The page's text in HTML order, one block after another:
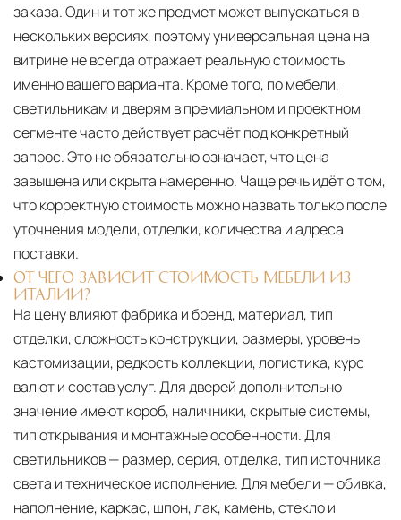
заказа. Один и тот же предмет может выпускаться в
нескольких версиях, поэтому универсальная цена на
витрине не всегда отражает реальную стоимость
именно вашего варианта. Кроме того, по мебели,
светильникам и дверям в премиальном и проектном
сегменте часто действует расчёт под конкретный
запрос. Это не обязательно означает, что цена
завышена или скрыта намеренно. Чаще речь идёт о том,
что корректную стоимость можно назвать только после
уточнения модели, отделки, количества и адреса
поставки.
ОТ ЧЕГО ЗАВИСИТ СТОИМОСТЬ МЕБЕЛИ ИЗ
ИТАЛИИ?
На цену влияют фабрика и бренд, материал, тип
отделки, сложность конструкции, размеры, уровень
кастомизации, редкость коллекции, логистика, курс
валют и состав услуг. Для дверей дополнительно
значение имеют короб, наличники, скрытые системы,
тип открывания и монтажные особенности. Для
светильников — размер, серия, отделка, тип источника
света и техническое исполнение. Для мебели — обивка,
наполнение, каркас, шпон, лак, камень, стекло и